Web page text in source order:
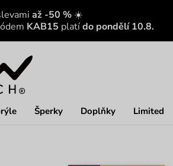
až -50 % ☀️
KAB15 platído pondělí 10.8.
Šperky Doplňky Limited